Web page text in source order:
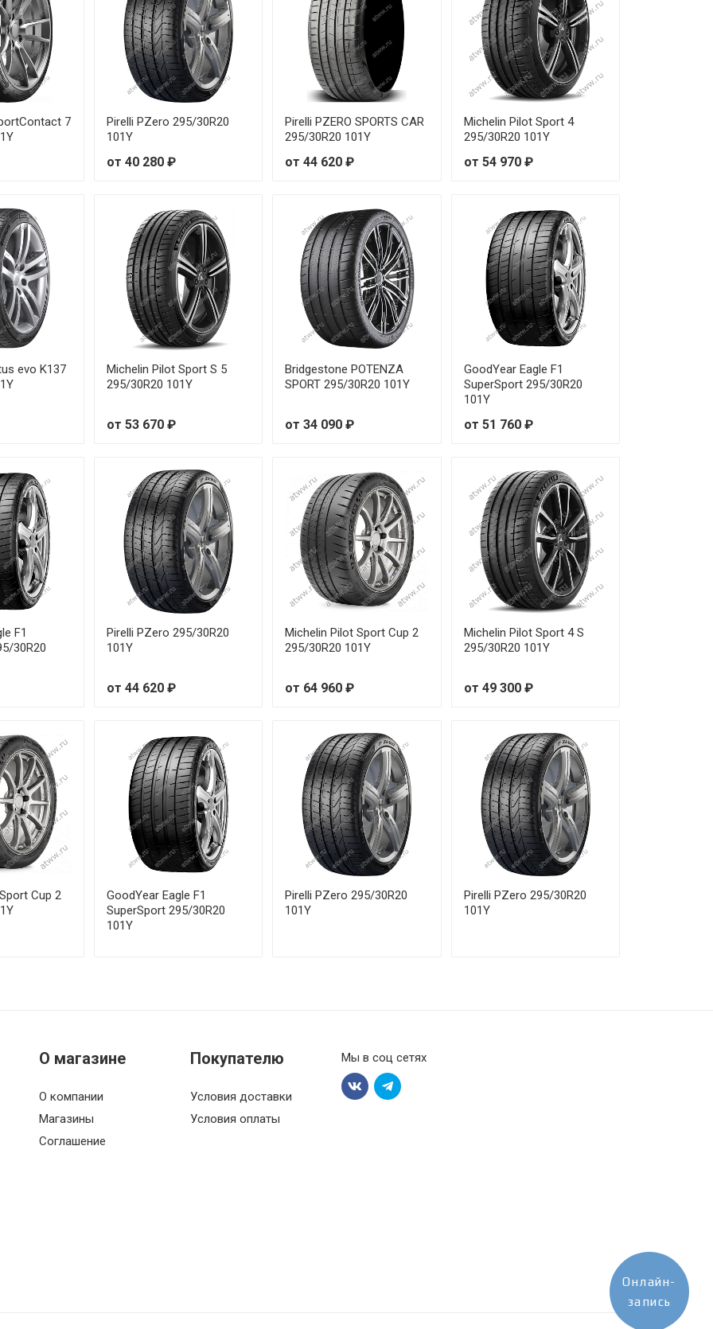
93Y от 31 490 ₽
91Y от 38 770 ₽
96Y от 43 080 ₽
96Y от 41 530 ₽
97Y
98Y от 21 260 ₽
98Y от 32 870 ₽
98Y от 31 030 ₽
99W от 28 200 ₽
99Y
100Y от 23 420 ₽
102Y от 30 100 ₽
103W от 28 070 ₽
103Y
103Y
95Y от 34 640 ₽
96Y от 26 520 ₽
93Y от 33 120 ₽
101Y от 46 490 ₽
98Y
100Y RunFlat от 35 880 ₽
101Y от 25 480 ₽
101Y
102Y
7
Pirelli PZero 295/30R20
101Y
от 40 280 ₽
Pirelli PZERO SPORTS CAR
295/30R20 101Y
от 44 620 ₽
Michelin Pilot Sport 4
295/30R20 101Y
от 54 970 ₽
evo K137
Michelin Pilot Sport S 5
295/30R20 101Y
от 53 670 ₽
Bridgestone POTENZA
SPORT 295/30R20 101Y
от 34 090 ₽
GoodYear Eagle F1
SuperSport 295/30R20
101Y
от 51 760 ₽
F1
30R20
Pirelli PZero 295/30R20
101Y
от 44 620 ₽
Michelin Pilot Sport Cup 2
295/30R20 101Y
от 64 960 ₽
Michelin Pilot Sport 4 S
295/30R20 101Y
от 49 300 ₽
Cup 2
GoodYear Eagle F1
SuperSport 295/30R20
101Y
Pirelli PZero 295/30R20
101Y
Pirelli PZero 295/30R20
101Y
О магазине
О компании
Магазины
Соглашение
Покупателю
Условия доставки
Условия оплаты
Мы в соц сетях
Онлайн-
запись